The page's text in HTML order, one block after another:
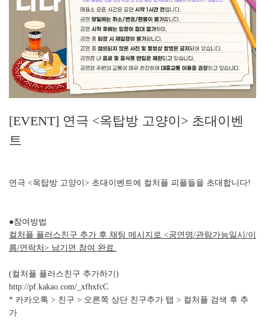
[EVENT] 연극 <옥탑방 고양이> 초대이벤
트
연극 <옥탑방 고양이> 초대이벤트에 컬처플 피플들을 초대합니다!
●참여방법
컬처플 플러스친구 추가 후 채팅 메시지로 <공연명/관람가능일시/이
름/연락처> 남기면 참여 완료.
(컬처플 플러스친구 추가하기)
http://pf.kakao.com/_xfhxfcC
* 카카오톡 > 친구 > 오른쪽 상단 친구추가 탭 > 컬처플 검색 후 추
가